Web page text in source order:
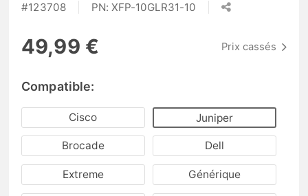
#123708 PN: XFP-10GLR31-10
49,99 € Prix cassés
Compatible:
Cisco Juniper
Brocade Dell
Extreme Générique